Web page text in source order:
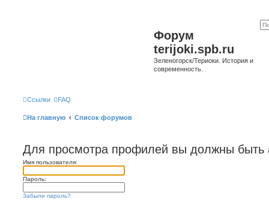
Форум
terijoki.spb.ru
Зеленогорск/Териоки. История и
современность.
Ссылки FAQ
На главную Список форумов
Для просмотра профилей вы должны быть
Имя пользователя:
Пароль:
Забыли пароль?